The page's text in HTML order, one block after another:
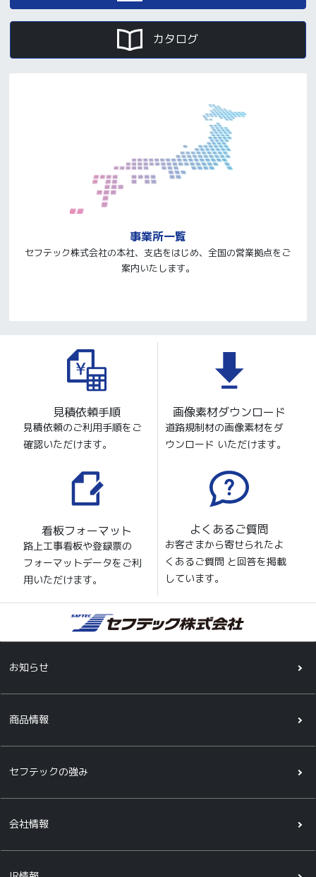
カタログ
事業所一覧
セフテック株式会社の本社、支店をはじめ、全国の営業拠点をご
案内いたします。
見積依頼手順
見積依頼のご利用手順をご
確認いただけます。
画像素材ダウンロード
道路規制材の画像素材をダ
ウンロード いただけます。
看板フォーマット
路上工事看板や登録票の
フォーマットデータをご利
用いただけます。
よくあるご質問
お客さまから寄せられたよ
くあるご質問 と回答を掲載
しています。
お知らせ
商品情報
セフテックの強み
会社情報